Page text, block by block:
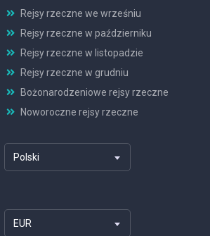
Rejsy rzeczne we wrześniu
Rejsy rzeczne w październiku
Rejsy rzeczne w listopadzie
Rejsy rzeczne w grudniu
Bożonarodzeniowe rejsy rzeczne
Noworoczne rejsy rzeczne
Polski
EUR